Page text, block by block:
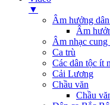
▼
Âm hưởng dân
Âm
Âm nhạc
Ca trù
Các dân tộc ít
Cải Lương
Chầu văn
Chầu